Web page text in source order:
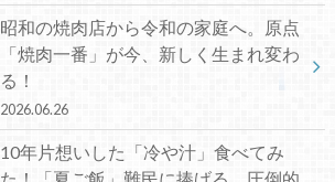
昭和の焼肉店から令和の家庭へ。原点
「焼肉一番」が今、新しく生まれ変わ
る！
2026.06.26
10年片想いした「冷や汁」食べてみ